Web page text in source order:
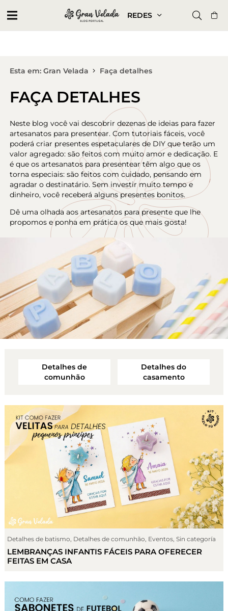
REDES
Esta em: Gran Velada Faça detalhes
FAÇA DETALHES
Neste blog você vai descobrir dezenas de ideias para fazer
artesanatos para presentear. Com tutoriais fáceis, você
poderá criar presentes espetaculares de DIY que terão um
valor agregado: são feitos com muito amor e dedicação. E
é que os artesanatos para presentear têm algo que os
torna especiais: são feitos com cuidado, pensando em
agradar o destinatário. Sem investir muito tempo e
dinheiro, você receberá alguns presentes bonitos.
Dê uma olhada aos artesanatos para presente que lhe
propomos e ponha em prática os que mais gosta!
Detalhes do
casamento
Eventos
Detalhes de batismo Detalhes de comunhão Eventos Sin categoría
LEMBRANÇAS INFANTIS FÁCEIS PARA OFERECER
FEITAS EM CASA